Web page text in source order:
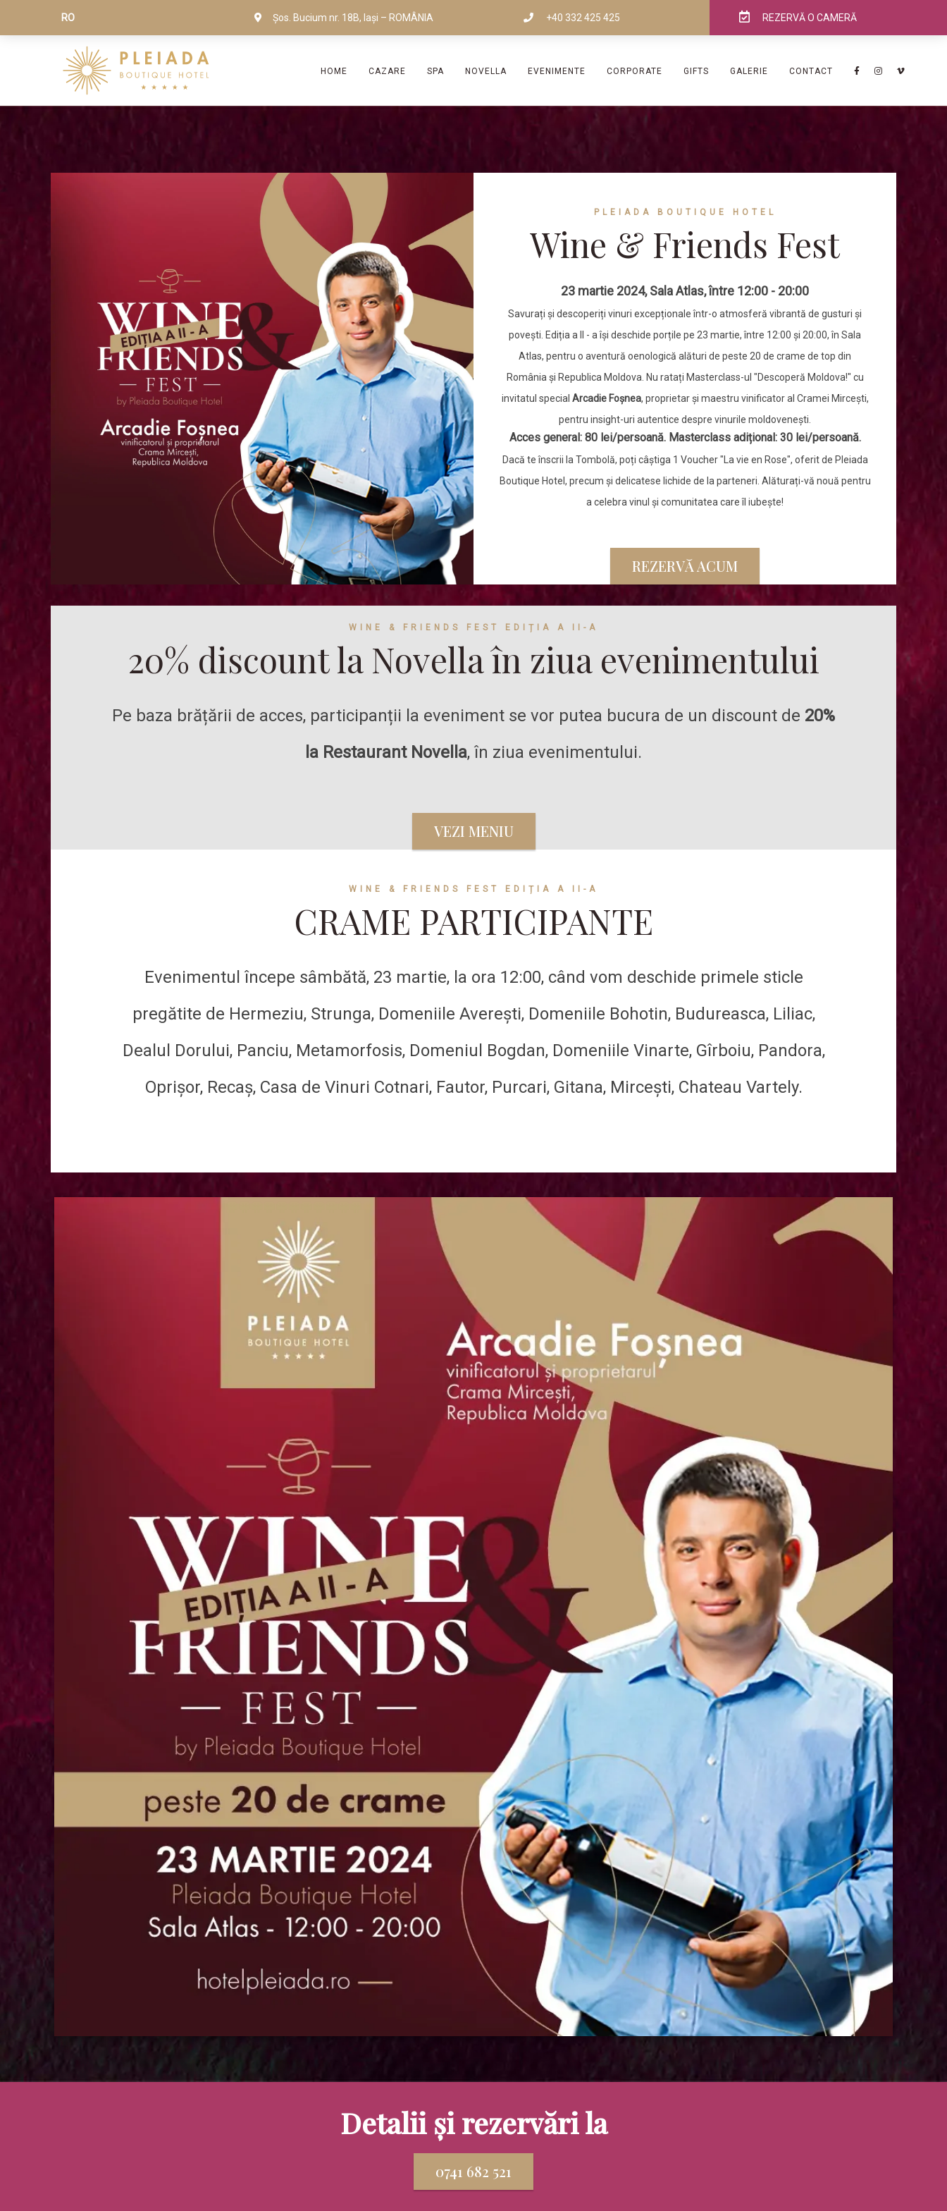
RO Șos. Bucium nr. 18B, Iași – ROMÂNIA +40 332 425 425 REZERVĂ O CAMERĂ
HOME CAZARE SPA NOVELLA EVENIMENTE CORPORATE GIFTS GALERIE CONTACT
PLEIADA BOUTIQUE HOTEL
Wine & Friends Fest
23 martie 2024, Sala Atlas, între 12:00 - 20:00
Savurați și descoperiți vinuri excepționale într-o atmosferă vibrantă de gusturi și
povești. Ediția a II - a își deschide porțile pe 23 martie, între 12:00 și 20:00, în Sala
Atlas, pentru o aventură oenologică alături de peste 20 de crame de top din
România și Republica Moldova. Nu ratați Masterclass-ul "Descoperă Moldova!" cu
invitatul special Arcadie Foșnea, proprietar și maestru vinificator al Cramei Mircești,
pentru insight-uri autentice despre vinurile moldovenești.
Acces general: 80 lei/persoană. Masterclass adițional: 30 lei/persoană.
Dacă te înscrii la Tombolă, poți câștiga 1 Voucher "La vie en Rose", oferit de Pleiada
Boutique Hotel, precum și delicatese lichide de la parteneri. Alăturați-vă nouă pentru
a celebra vinul și comunitatea care îl iubește!
REZERVĂ ACUM
WINE & FRIENDS FEST EDIȚIA A II-A
20% discount la Novella în ziua evenimentului
Pe baza brățării de acces, participanții la eveniment se vor putea bucura de un discount de 20%
la Restaurant Novella, în ziua evenimentului.
VEZI MENIU
WINE & FRIENDS FEST EDIȚIA A II-A
CRAME PARTICIPANTE
Evenimentul începe sâmbătă, 23 martie, la ora 12:00, când vom deschide primele sticle
pregătite de Hermeziu, Strunga, Domeniile Averești, Domeniile Bohotin, Budureasca, Liliac,
Dealul Dorului, Panciu, Metamorfosis, Domeniul Bogdan, Domeniile Vinarte, Gîrboiu, Pandora,
Oprișor, Recaș, Casa de Vinuri Cotnari, Fautor, Purcari, Gitana, Mircești, Chateau Vartely.
Detalii și rezervări la
0741 682 521